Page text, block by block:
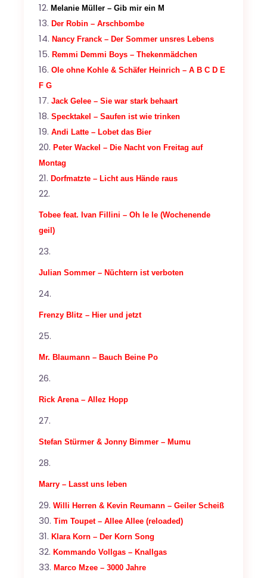
Melanie Müller – Gib mir ein M
Der Robin – Arschbombe
Nancy Franck – Der Sommer unsres Lebens
Remmi Demmi Boys – Thekenmädchen
Ole ohne Kohle & Schäfer Heinrich – A B C D E
F G
Jack Gelee – Sie war stark behaart
Specktakel – Saufen ist wie trinken
Andi Latte – Lobet das Bier
Peter Wackel – Die Nacht von Freitag auf
Montag
Dorfmatzte – Licht aus Hände raus
Tobee feat. Ivan Fillini – Oh le le (Wochenende
geil)
Julian Sommer – Nüchtern ist verboten
Frenzy Blitz – Hier und jetzt
Mr. Blaumann – Bauch Beine Po
Rick Arena – Allez Hopp
Stefan Stürmer & Jonny Bimmer – Mumu
Marry – Lasst uns leben
Willi Herren & Kevin Reumann – Geiler Scheiß
Tim Toupet – Allee Allee (reloaded)
Klara Korn – Der Korn Song
Kommando Vollgas – Knallgas
Marco Mzee – 3000 Jahre